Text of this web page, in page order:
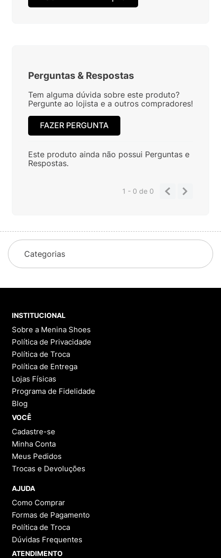
Perguntas & Respostas
Tem alguma dúvida sobre este produto?
Pergunte ao lojista e a outros compradores!
FAZER PERGUNTA
Este produto ainda não possui Perguntas e
Respostas.
1 - 0de 0
Categorias
INSTITUCIONAL
Sobre a Menina Shoes
Política de Privacidade
Política de Troca
Política de Entrega
Lojas Físicas
Programa de Fidelidade
Blog
VOCÊ
Cadastre-se
Minha Conta
Meus Pedidos
Trocas e Devoluções
AJUDA
Como Comprar
Formas de Pagamento
Política de Troca
Dúvidas Frequentes
ATENDIMENTO